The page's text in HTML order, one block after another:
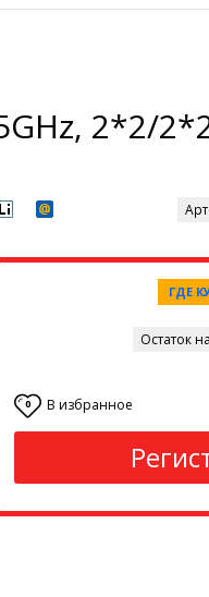
2*2/
ГДЕ
Остаток
0 В избранное